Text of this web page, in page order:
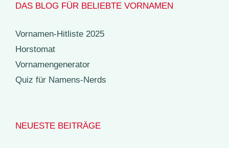
DAS BLOG FÜR BELIEBTE VORNAMEN
Vornamen-Hitliste 2025
Horstomat
Vornamengenerator
Quiz für Namens-Nerds
NEUESTE BEITRÄGE